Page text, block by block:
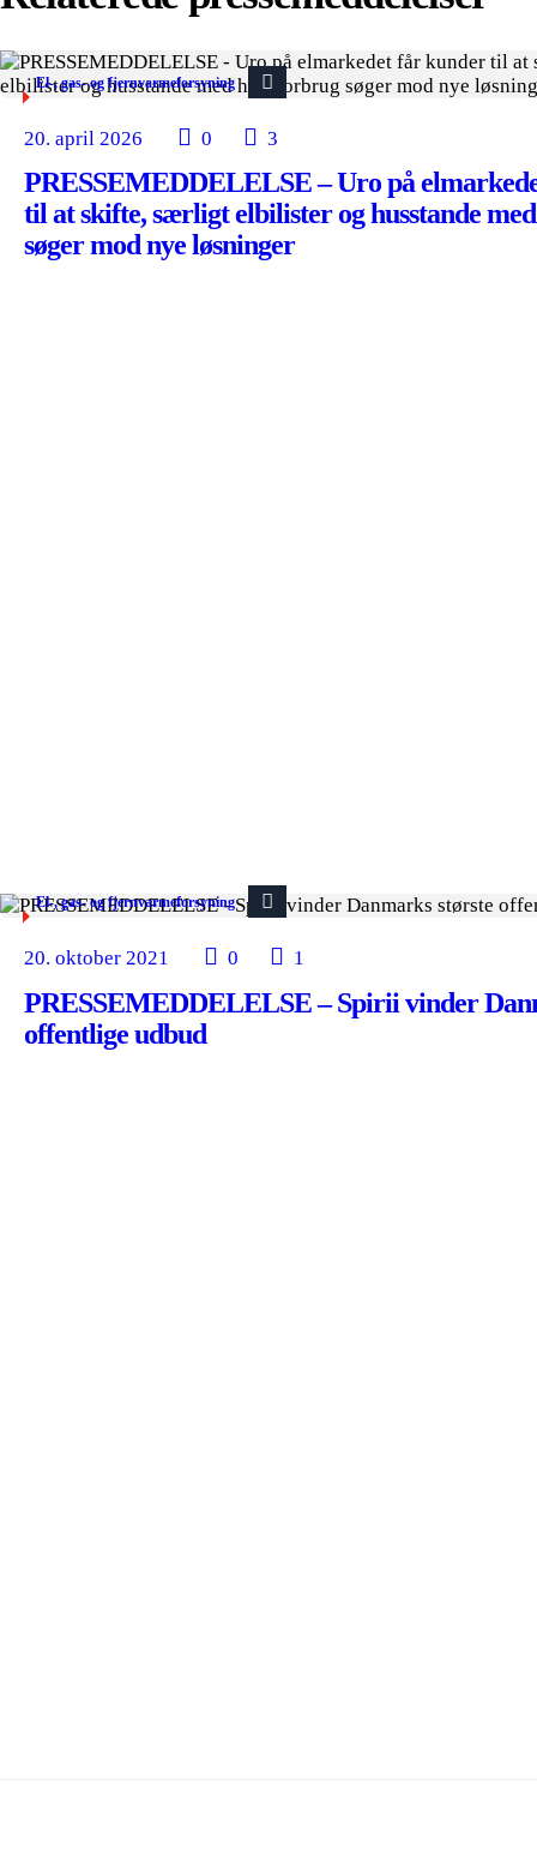
El-, gas- og fjernvarmeforsyning
20. april 2026 0 3
PRESSEMEDDELELSE – Uro på
til at skifte, særligt elbilister og husstande
søger mod nye løsninger
El-, gas- og fjernvarmeforsyning
20. oktober 2021 0 1
PRESSEMEDDELELSE – Spirii vinder
offentlige udbud